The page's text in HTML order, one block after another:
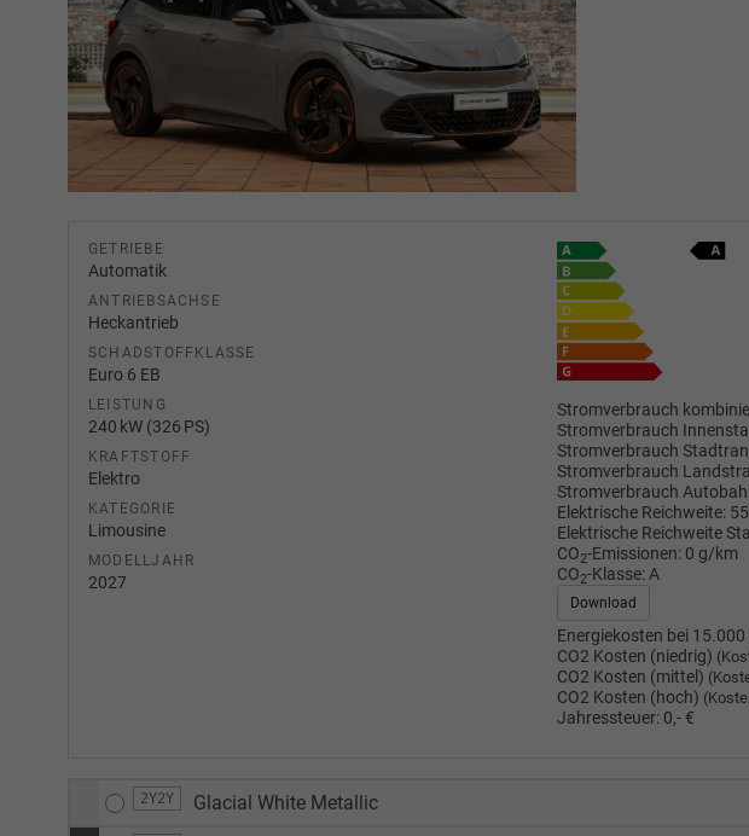
GETRIEBE
Automatik
ANTRIEBSACHSE
Heckantrieb
SCHADSTOFFKLASSE
Euro 6 EB
LEISTUNG
240 kW (326 PS)
KRAFTSTOFF
Elektro
KATEGORIE
Limousine
MODELLJAHR
2027
Stromverbrauch
Stromverbrauch
Stromverbrauch
Stromverbrauch
Stromverbrauch
Elektrische Reichweite:
Elektrische Reichweite
CO2-Emissionen: 0 g/km
CO2-Klasse:A
Download
Energiekosten bei
CO2 Kosten (niedrig)
CO2 Kosten (mittel)
CO2 Kosten (hoch)
Jahressteuer: 0,- €
2Y2Y Glacial White Metallic